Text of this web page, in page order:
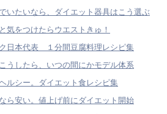
いたいなら、ダイエット器具はこう選ぶ
気をつけたらウエストきゅ！
日本代表 １分間豆腐料理レシピ集
うしたら、いつの間にかモデル体系
ルシー。ダイエット食レシピ集
ら安い。値上げ前にダイエット開始